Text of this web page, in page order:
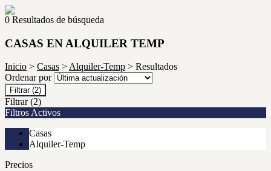
0 Resultados de búsqueda
CASAS EN ALQUILER TEMP
Inicio > Casas >Alquiler-Temp > Resultados
Ordenar por
Filtrar (2)
Filtrar (2)
Filtros Activos
Casas
Alquiler-Temp
Precios